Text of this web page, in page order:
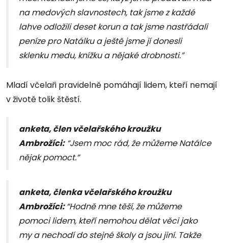
na medových slavnostech, tak jsme z každé
lahve odložili deset korun a tak jsme nastřádali
peníze pro Natálku a ještě jsme jí donesli
sklenku medu, knížku a nějaké drobnosti.”
Mladí včelaři pravidelně pomáhají lidem, kteří nemají
v životě tolik štěstí.
anketa, člen včelařského kroužku
Ambrožíci:“Jsem moc rád, že můžeme Natálce
nějak pomoct.”
anketa, členka včelařského kroužku
Ambrožíci: “Hodně mne těší, že můžeme
pomoci lidem, kteří nemohou dělat věci jako
my a nechodí do stejné školy a jsou jiní. Takže